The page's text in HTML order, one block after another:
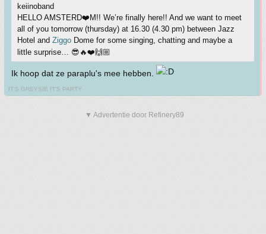
keiinoband
HELLO AMSTERD❤️M!! We’re finally here!! And we want to meet
all of you tomorrow (thursday) at 16.30 (4.30 pm) between Jazz
Hotel and Ziggo Dome for some singing, chatting and maybe a
little surprise… 😎🔥❤️🙌🏼
Ik hoop dat ze paraplu's mee hebben.
IT'S GREYSIE IT'S PARTY
▼ Advertentie door Refinery89